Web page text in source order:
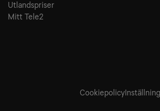
Utlandspriser
Mitt Tele2
Cookiepolicy